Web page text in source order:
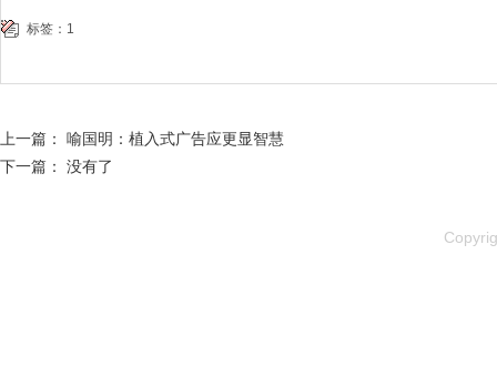
标签： 1
上一篇： 喻国明：植入式广告应更显智慧
下一篇： 没有了